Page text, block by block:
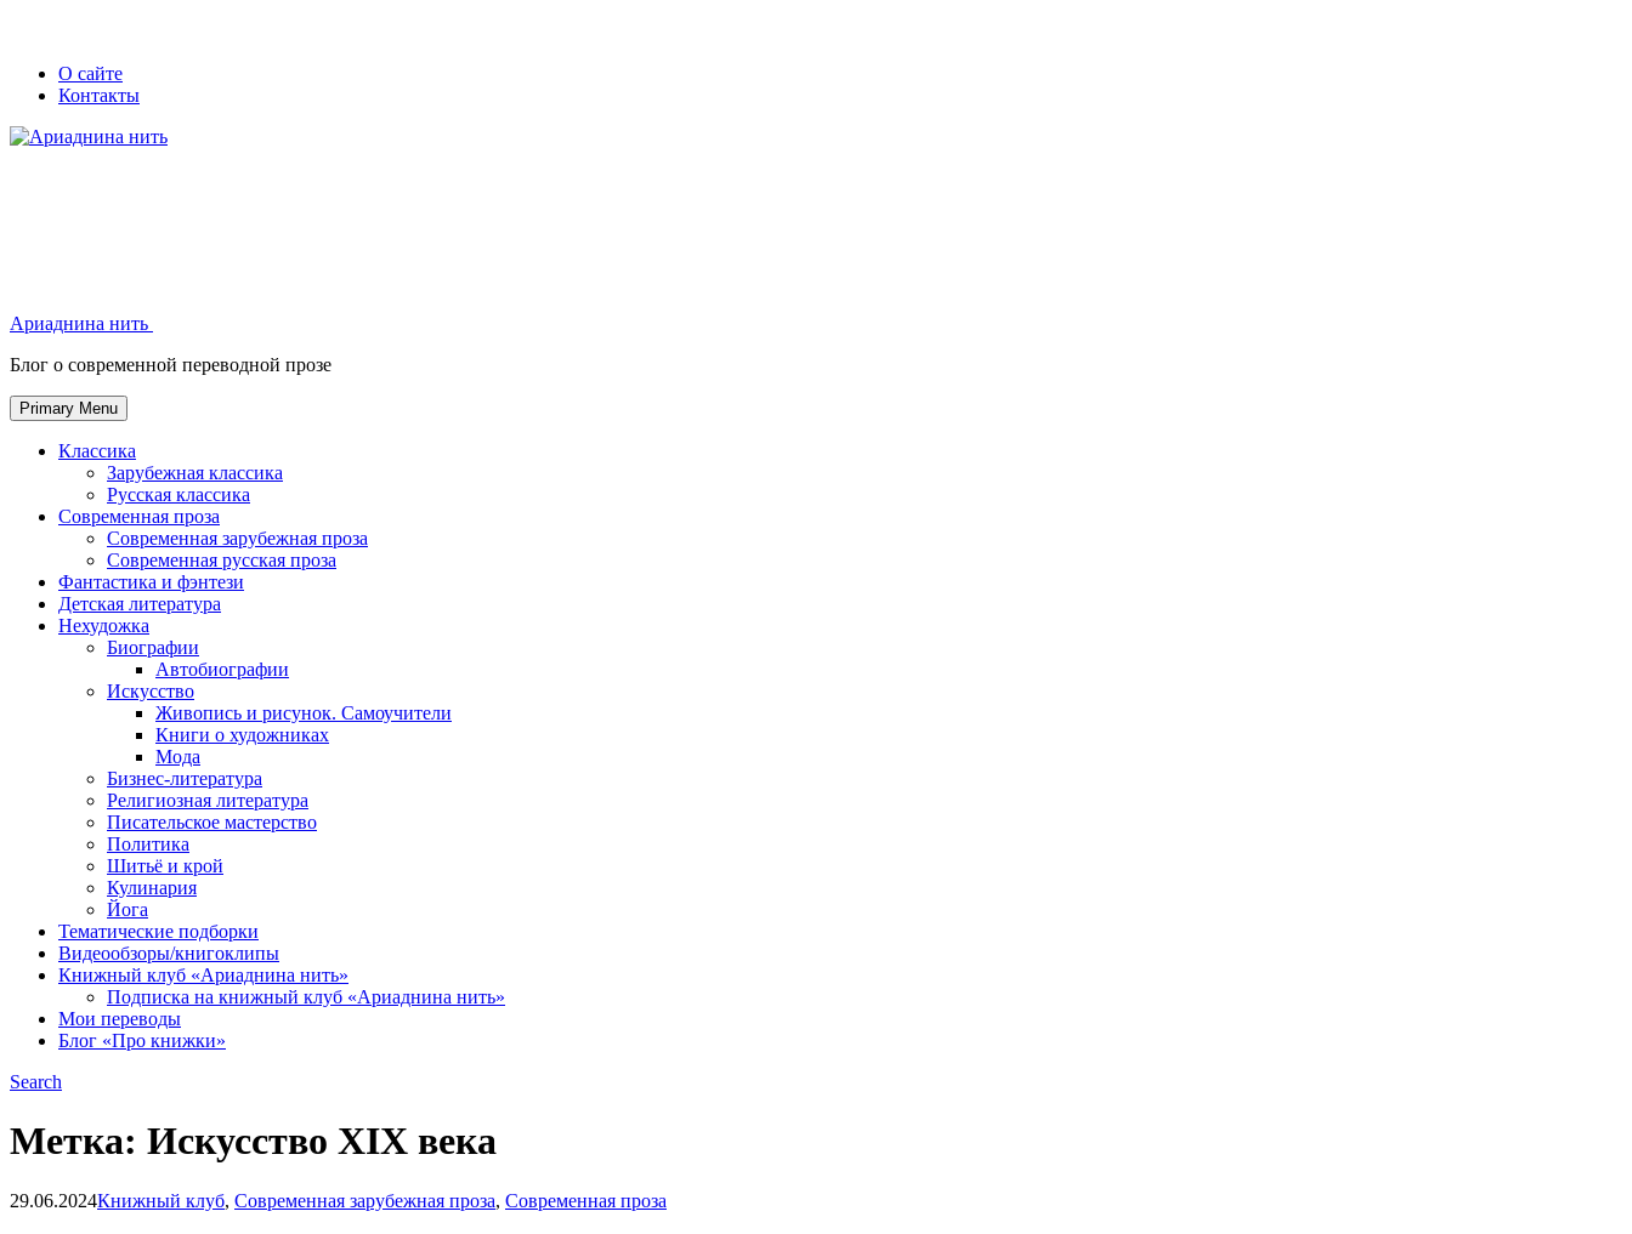
Skip
Secondary
left
navigation
Secondary
right
navigation
О сайте
Контакты
Ариаднина нить
Блог о современной переводной прозе
Primary Menu
Классика
Зарубежная классика
Русская классика
Современная проза
Современная зарубежная проза
Современная русская проза
Фантастика и фэнтези
Детская литература
Нехудожка
Биографии
Автобиографии
Искусство
Живопись и рисунок. Самоучители
Книги о художниках
Мода
Бизнес-литература
Религиозная литература
Писательское мастерство
Политика
Шитьё и крой
Кулинария
Йога
Тематические подборки
Видеообзоры/книгоклипы
Книжный клуб «Ариаднина нить»
Подписка на книжный клуб «Ариаднина нить»
Мои переводы
Блог «Про книжки»
Search
Метка: Искусство XIX века
Blog
29.06.2024Книжный клуб, Современная зарубежная проза, Современная проза